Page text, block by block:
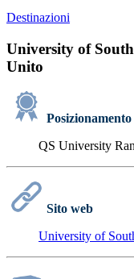
Destinazioni
University of
Unito
QS University
Sito web
University of